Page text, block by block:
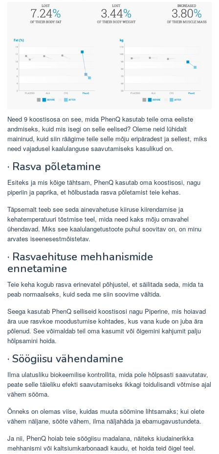
Need 9 koostisosa on see, mida PhenQ kasutab teile oma eeliste
andmiseks, kuid mis isegi on selle eelised? Oleme neid lühidalt
maininud, kuid siin räägime teile selle mõju eripäradest ja sellest, miks
need vajadusel kaalulanguse saavutamiseks kasulikud on.
· Rasva põletamine
Esiteks ja mis kõige tähtsam, PhenQ kasutab oma koostisosi, nagu
piperiin ja paprika, et hõlbustada rasva põletamist teie kehas.
Täpsemalt teeb see seda ainevahetuse kiiruse kiirendamise ja
kehatemperatuuri tõstmise teel, mida need kaks mõju omavahel
ühendavad. Miks see kaalulangetustoote puhul soovitav on, on minu
arvates iseenesestmõistetav.
· Rasvaehituse mehhanismide
ennetamine
Teie keha kogub rasva erinevatel põhjustel, et säilitada seda, mida ta
peab normaalseks, kuid seda me siin soovime vältida.
Seega kasutab PhenQ selliseid koostisosi nagu Piperine, mis hoiavad
ära uue rasvkoe moodustumise kohtades, kus vana kude on juba ära
põlenud. See võimaldab teil oma kasumit või õigemini kahjumit palju
hõlpsamini hoida.
· Söögiisu vähendamine
Ilma ulatusliku biokeemilise kontrollita, mida pole hõlpsasti saavutatav,
peate selle täieliku efekti saavutamiseks ikkagi toidulisandi võtmise ajal
vähem sööma.
Õnneks on olemas viise, kuidas muuta söömine lihtsamaks; kui olete
vähem näljane, sööte vähem, ilma näljahäda ja ebamugavustundeta.
Ja nii, PhenQ hoiab teie söögiisu madalana, näiteks kiudainerikka
mehhanismi või kaltsiumkarbonaadi kaudu, et hoida teid õigel teel.